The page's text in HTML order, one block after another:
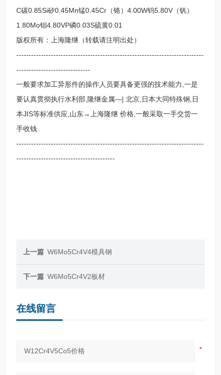
C碳0.85Si矽0.45Mn锰0.45Cr（铬）4.00W钨5.80V（钒）
1.80Mo钼4.80VP磷0.03S硫黄0.01
版权所有：上海隆继（转载请注明出处）
----------------------------------------------------------------------------
------------------------------
一般要求加工异形件的操作人员要具备更强的技术能力,一是
要认真贯彻执行水利部,隆继金属—| 北京,日本大同特殊钢,日
本JIS等标准供应,山东→上海隆继 价格,一般采取一手交货一
手收钱
----------------------------------------------------------------------------
----------------------------------------
上一篇 W6Mo5Cr4V4模具钢
下一篇 W6Mo5Cr4V2板材
在线留言